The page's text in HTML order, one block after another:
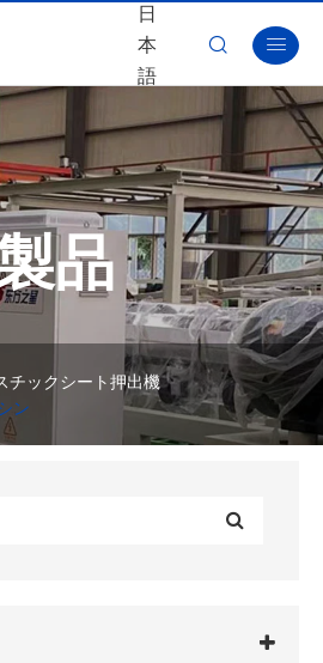
日
本
語
 
品
チックシート押出機
ン